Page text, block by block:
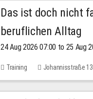
Das ist doch nicht
beruflichen Alltag
24 Aug 2026 07:00 to 25 Aug
Training Johannisstraße